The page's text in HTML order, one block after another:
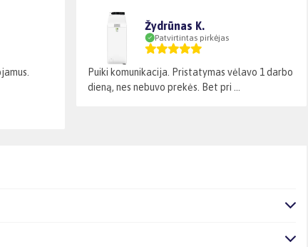
Žydrūnas K.
Patvirtintas pirkėjas
Puiki komunikacija. Pristatymas vėlavo 1 darbo
dieną, nes nebuvo prekės. Bet pri ...